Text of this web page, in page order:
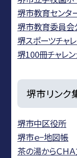
堺市教育センタ
堺市教育委員会
堺スポーツチャ
堺100冊チャレ
堺市リンク
堺市中区役所
堺市ｅ−地図帳
茶の湯からＣＨ